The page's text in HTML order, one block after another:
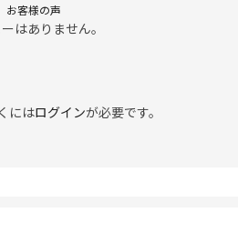
お客様の声
はありません。
にはログインが必要です。